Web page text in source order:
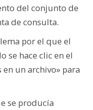
del conjunto de
de consulta.
por el que el
se hace clic en el
un archivo» para
se producía